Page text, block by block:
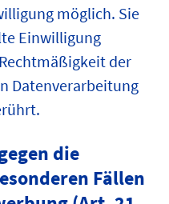
möglich. Sie
Einwilligung
der
Datenverarbeitung
die
Fällen